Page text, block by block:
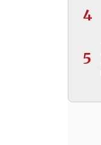
4
5